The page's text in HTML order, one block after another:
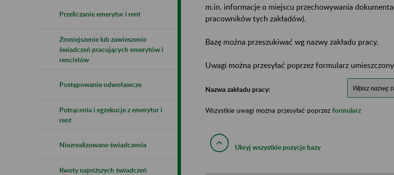
Przeliczanie emerytur i rent
Zmniejszenie lub zawieszenie
świadczeń pracujących emerytów i
rencistów
Postępowanie odwoławcze
Potrącenia i egzekucje z emerytur i
rent
Niezrealizowane świadczenia
Kwoty najniższych świadczeń
m.in. informacje o miejscu przechowywania
pracowników tych zakładów).
Bazę można przeszukiwać wg nazwy zakładu pracy.
Uwagi można przesyłać poprzez formularz
Nazwa zakładu pracy:
Wszystkie uwagi można przesyłać poprzez formularz
Ukryj wszystkie pozycje bazy